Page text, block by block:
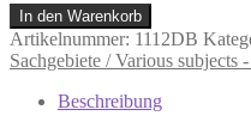
Ebert,
Jenny
Lina:
Schweizerköchin.
Menge
In den Warenkorb
Artikelnummer: 1112DB
Sachgebiete / Various subjects
Beschreibung